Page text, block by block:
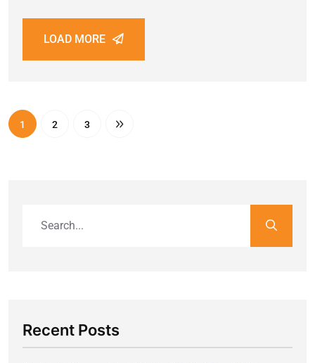
LOAD MORE
1 2 3
Recent Posts